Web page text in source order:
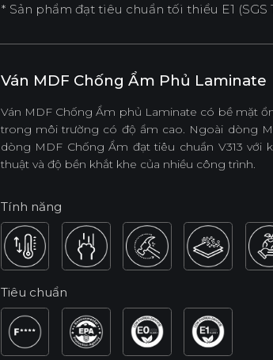
* Sản phẩm đạt tiêu chuẩn tối thiểu E1 (SGS
Ván MDF Chống Ẩm Phủ Laminate
Ván MDF Chống Ẩm phủ Laminate có bề mặt
trong môi trường có độ ẩm cao. Ngoài dòng
dòng MDF Chống Ẩm đạt tiêu chuẩn V313
thuật và độ bền khắt khe của nhiều công trình.
Tính năng
Tiêu chuẩn